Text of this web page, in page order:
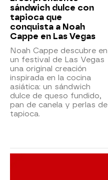
sándwich dulce con
tapioca que
conquista a Noah
Cappe en Las Vegas
Noah Cappe descubre en
un festival de Las Vegas
una original creación
inspirada en la cocina
asiática: un sándwich
dulce de queso fundido,
pan de canela y perlas de
tapioca.